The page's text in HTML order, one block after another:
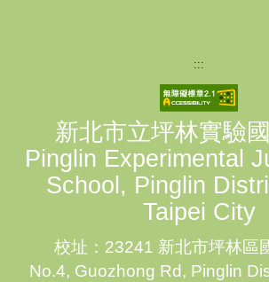
:::
新北市立坪林實驗
Pinglin Experimental
School, Pinglin
Taipei City
校址：23241 新北市坪林區
No.4, Guozhong Rd, Pinglin